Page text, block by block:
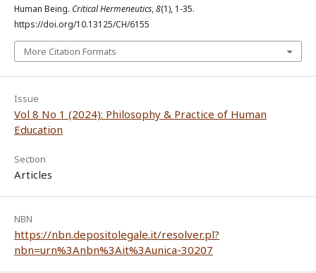
Human Being. Critical Hermeneutics,8(1), 1-35.
https://doi.org/10.13125/CH/6155
More Citation Formats
Issue
Vol 8 No 1 (2024): Philosophy & Practice of Human
Education
Section
Articles
NBN
https://nbn.depositolegale.it/resolver.pl?
nbn=urn%3Anbn%3Ait%3Aunica-30207